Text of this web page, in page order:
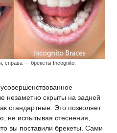
справа — брекеты Incognito.
незаметно скрыты на задней
стандартные. Это позволяет
не испытывая стеснения,
вы поставили брекеты. Сами